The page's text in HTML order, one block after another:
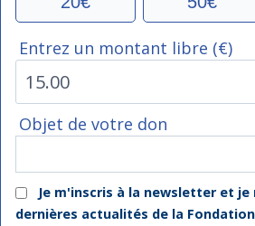
Entrez un montant libre (€)
Objet de votre don
Je m'inscris à la newsletter et
dernières actualités de la Fondation